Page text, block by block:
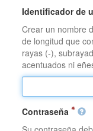
Identificador de
Crear un nombre
de longitud que
rayas (-),
acentuados ni
Contraseña